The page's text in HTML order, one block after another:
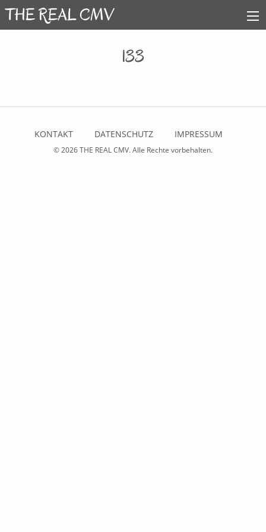
133
KONTAKT DATENSCHUTZ IMPRESSUM
© 2026THE REAL CMV. Alle Rechte vorbehalten.